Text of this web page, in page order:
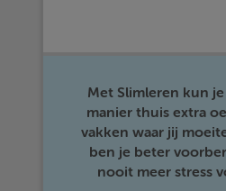
Met Slimleren kun
manier thuis extra
vakken waar jij
ben je beter
nooit meer stress